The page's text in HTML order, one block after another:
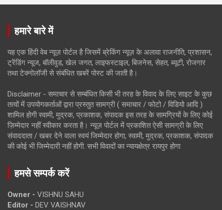
हमारे बारे में
यह एक हिंदी वेब न्यूज़ पोर्टल है जिसमें ब्रेकिंग न्यूज़ के अलावा राजनीति, प्रशासन,
ट्रेंडिंग न्यूज, बॉलीवुड, खेल जगत, लाइफस्टाइल, बिजनेस, सेहत, ब्यूटी, रोजगार
तथा टेक्नोलॉजी से संबंधित खबरें पोस्ट की जाती है।
Disclaimer - समाचार से सम्बंधित किसी भी तरह के विवाद के लिए साइट के कुछ
तत्वों में उपयोगकर्ताओं द्वारा प्रस्तुत सामग्री ( समाचार / फोटो / विडियो आदि )
शामिल होगी स्वामी, मुद्रक, प्रकाशक, संपादक इस तरह के सामग्रियों के लिए कोई
ज़िम्मेदार नहीं स्वीकार करता है। न्यूज़ पोर्टल में प्रकाशित ऐसी सामग्री के लिए
संवाददाता / खबर देने वाला स्वयं जिम्मेदार होगा, स्वामी, मुद्रक, प्रकाशक, संपादक
की कोई भी जिम्मेदारी नहीं होगी. सभी विवादों का न्यायक्षेत्र रायपुर होगा
हमसे सम्पर्क करें
Owner - VISHNU SAHU
Editor - DEV VAISHNAV